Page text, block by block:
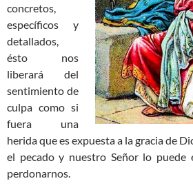
concretos,
específicos y
detallados,
ésto nos
liberará del
sentimiento de
culpa como si
fuera una
herida que es expuesta a la gracia de
el pecado y nuestro Señor lo puede
perdonarnos.